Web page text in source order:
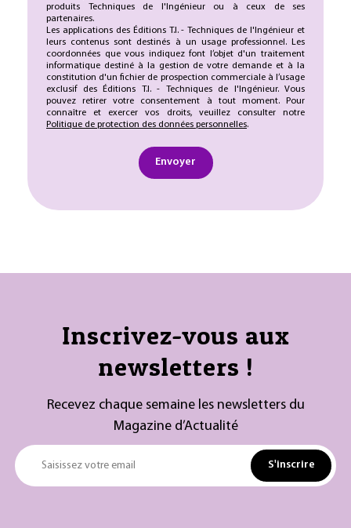
produits Techniques de l'Ingénieur ou à ceux de ses
partenaires.
Les applications des Éditions T.I. - Techniques de l'Ingénieur et
leurs contenus sont destinés à un usage professionnel. Les
coordonnées que vous indiquez font l’objet d'un traitement
informatique destiné à la gestion de votre demande et à la
constitution d'un fichier de prospection commerciale à l’usage
exclusif des Éditions T.I. - Techniques de l'Ingénieur. Vous
pouvez retirer votre consentement à tout moment. Pour
connaître et exercer vos droits, veuillez consulter notre
Politique de protection des données personnelles.
Envoyer
Inscrivez-vous aux
newsletters !
Recevez chaque semaine les newsletters du
Magazine d’Actualité
Saisissez votre email S'inscrire